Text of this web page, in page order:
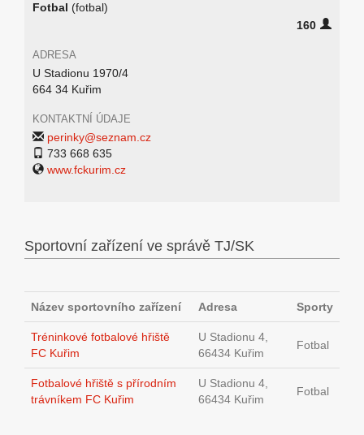
Fotbal (fotbal)
160
ADRESA
U Stadionu 1970/4
664 34 Kuřim
KONTAKTNÍ ÚDAJE
perinky@seznam.cz
733 668 635
www.fckurim.cz
Sportovní zařízení ve správě TJ/SK
Název sportovního zařízení Adresa Sporty
Tréninkové fotbalové hřiště
FC Kuřim
U Stadionu 4,
66434 Kuřim
Fotbal
Fotbalové hřiště s přírodním
trávníkem FC Kuřim
U Stadionu 4,
66434 Kuřim
Fotbal